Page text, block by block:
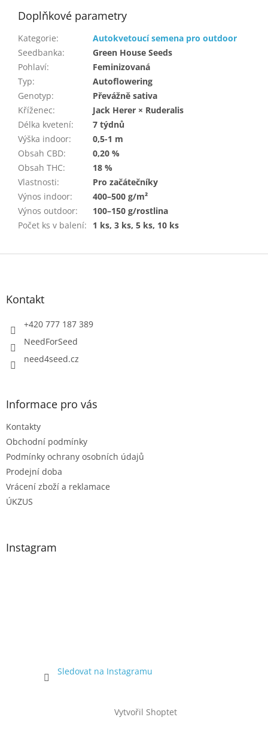
Doplňkové parametry
Kategorie:
Autokvetoucí semena pro outdoor
Seedbanka:
Green House Seeds
Pohlaví:
Feminizovaná
Typ:
Autoflowering
Genotyp:
Převážně sativa
Kříženec:
Jack Herer × Ruderalis
Délka kvetení:
7 týdnů
Výška indoor:
0,5-1 m
Obsah CBD:
0,20 %
Obsah THC:
18 %
Vlastnosti:
Pro začátečníky
Výnos indoor:
400–500 g/m²
Výnos outdoor:
100–150 g/rostlina
Počet ks v balení: 1 ks, 3 ks, 5 ks, 10 ks
Z
Kontakt
+420 777 187 389
NeedForSeed
need4seed.cz
Informace pro vás
Kontakty
Obchodní podmínky
Podmínky ochrany osobních údajů
Prodejní doba
Vrácení zboží a reklamace
ÚKZUS
Instagram
Sledovat na Instagramu
Vytvořil Shoptet